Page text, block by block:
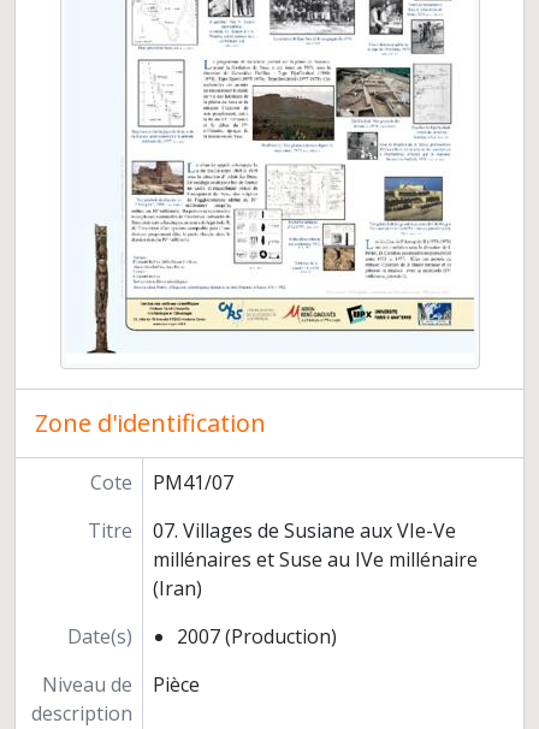
Zone d'identification
Cote
PM41/07
Titre
07. Villages de Susiane aux VIe-Ve
millénaires et Suse au IVe millénaire
(Iran)
Date(s)
2007 (Production)
Niveau de
description
Pièce